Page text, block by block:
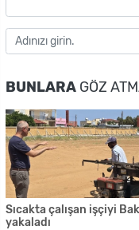
BUNLARA GÖZ
Sıcakta çalışan işçiyi
yakaladı